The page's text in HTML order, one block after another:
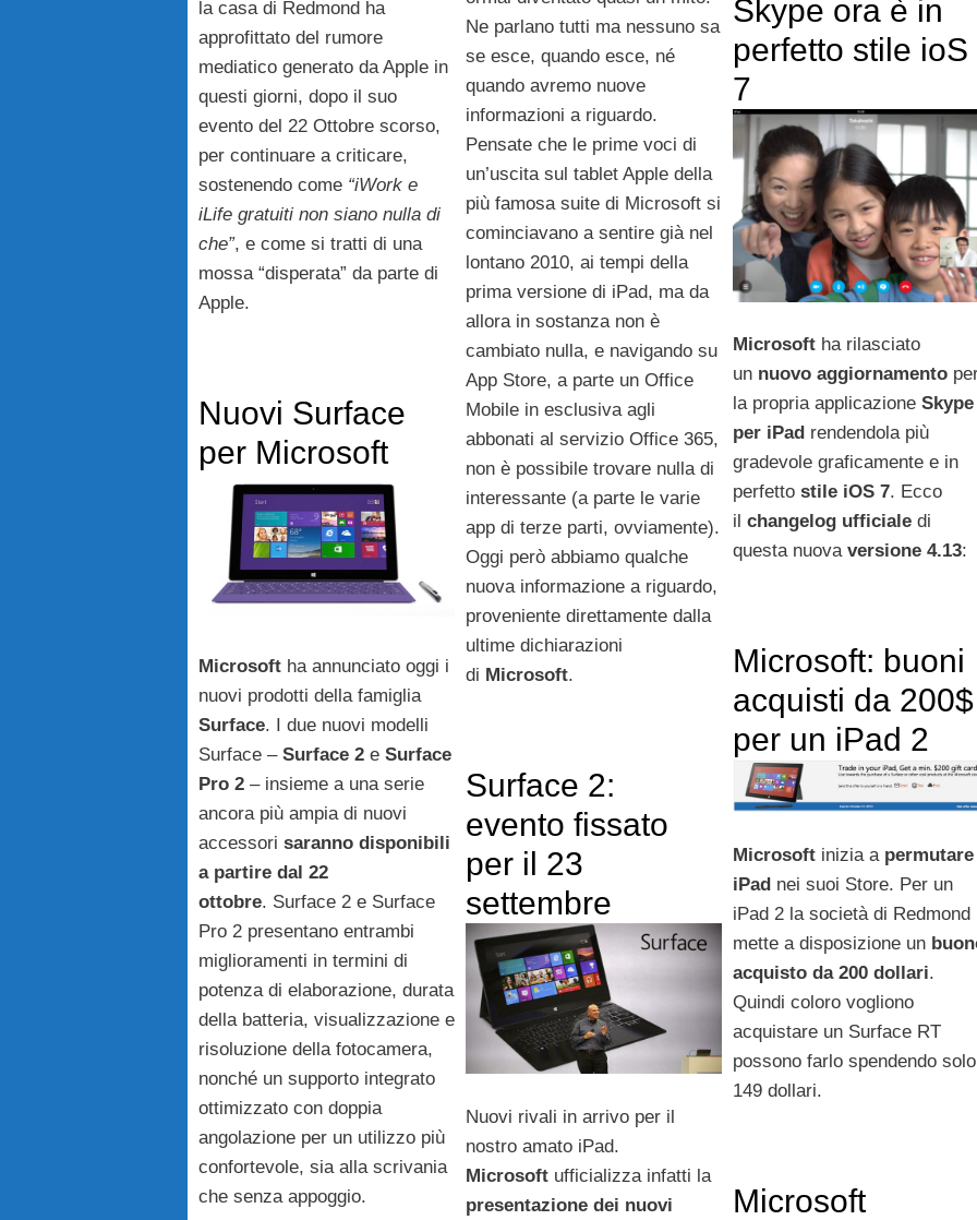
la casa di Redmond ha
approfittato del rumore
mediatico generato da Apple in
questi giorni, dopo il suo
evento del 22 Ottobre scorso,
per continuare a criticare,
sostenendo come “iWork e
iLife gratuiti non siano nulla di
che”, e come si tratti di una
mossa “disperata” da parte di
Apple.
Ne parlano tutti ma nessuno sa
se esce, quando esce, né
quando avremo nuove
informazioni a riguardo.
Pensate che le prime voci di
un’uscita sul tablet Apple della
più famosa suite di Microsoft si
cominciavano a sentire già nel
lontano 2010, ai tempi della
prima versione di iPad, ma da
allora in sostanza non è
cambiato nulla, e navigando su
App Store, a parte un Office
Mobile in esclusiva agli
abbonati al servizio Office 365,
non è possibile trovare nulla di
interessante (a parte le varie
app di terze parti, ovviamente).
Oggi però abbiamo qualche
nuova informazione a riguardo,
proveniente direttamente dalla
ultime dichiarazioni
di Microsoft.
Skype ora è in
perfetto stile ioS
7
Microsoftha rilasciato
un nuovo aggiornamento
la propria applicazione Skype
per iPad rendendola più
gradevole graficamente e in
perfettostile iOS 7. Ecco
il changelog ufficiale di
questa nuovaversione 4.13:
Nuovi Surface
per Microsoft
Microsoft ha annunciato oggi i
nuovi prodotti della famiglia
Surface. I due nuovi modelli
Surface – Surface 2 e Surface
Pro 2 – insieme a una serie
ancora più ampia di nuovi
accessori saranno disponibili
a partire dal 22
ottobre. Surface 2 e Surface
Pro 2 presentano entrambi
miglioramenti in termini di
potenza di elaborazione, durata
della batteria, visualizzazione e
risoluzione della fotocamera,
nonché un supporto integrato
ottimizzato con doppia
angolazione per un utilizzo più
confortevole, sia alla scrivania
che senza appoggio.
Microsoft: buoni
acquisti da 200$
per un iPad 2
Microsoftinizia a permutare
iPadnei suoi Store. Per un
iPad 2 la società di Redmond
mette a disposizione un
acquisto da 200 dollari.
Quindi coloro vogliono
acquistare un Surface RT
possono farlo spendendo solo
149 dollari.
Surface 2:
evento fissato
per il 23
settembre
Nuovi rivali in arrivo per il
nostro amato iPad.
Microsoftufficializza infatti la
presentazione dei nuovi
Microsoft